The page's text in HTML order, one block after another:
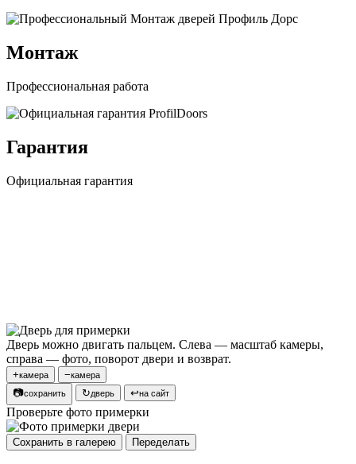
Монтаж
Профессиональная работа
Гарантия
Официальная гарантия
Дверь можно двигать пальцем. Слева — масштаб камеры,
справа — фото, поворот двери и возврат.
+камера −камера
📷сохранить ↻дверь ↩на сайт
Проверьте фото примерки
Сохранить в галерею Переделать